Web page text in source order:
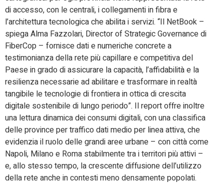
di accesso, con le centrali, i collegamenti in fibra e
l’architettura tecnologica che abilita i servizi. “Il NetBook –
spiega Alma Fazzolari, Director of Strategic Governance di
FiberCop – fornisce dati e numeriche concrete a
testimonianza della rete più capillare e competitiva del
Paese in grado di assicurare la capacità, l’affidabilità e la
resilienza necessarie ad abilitare e trasformare in realtà
tangibile le tecnologie di frontiera in ottica di crescita
digitale sostenibile di lungo periodo”. Il report offre inoltre
una lettura dinamica dei consumi digitali, con una classifica
delle province per traffico dati medio per linea attiva, che
evidenzia il ruolo delle grandi aree urbane – con città come
Napoli, Milano e Roma stabilmente tra i territori più attivi –
e, allo stesso tempo, la crescente diffusione dell’utilizzo
della rete anche in contesti meno densamente popolati.